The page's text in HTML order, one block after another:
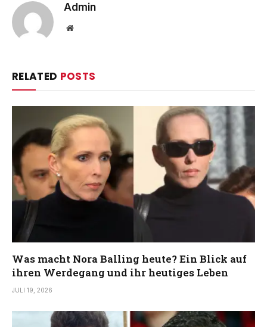
Admin
Website
RELATED POSTS
Was macht Nora Balling heute? Ein Blick auf
ihren Werdegang und ihr heutiges Leben
JULI 19, 2026